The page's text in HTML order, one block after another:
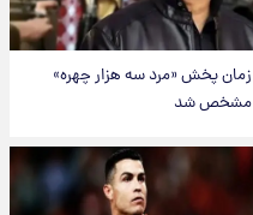
زمان پخش «مرد سه هزار چهره»
مشخص شد